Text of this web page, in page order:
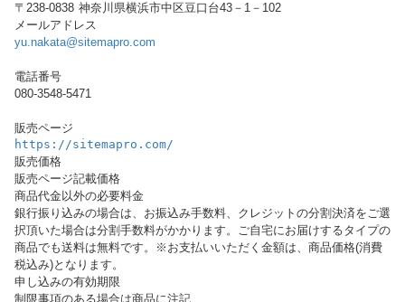
〒238-0838 神奈川県横浜市中区豆口台43－1－102
メールアドレス
yu.nakata@sitemapro.com
電話番号
080-3548-5471
販売ページ
https://sitemapro.com/
販売価格
販売ページ記載価格
商品代金以外の必要料金
銀行振り込みの場合は、お振込み手数料、クレジットの分割決済をご選
択頂いた場合は分割手数料がかかります。ご自宅にお届けするタイプの
商品でも送料は無料です。※お支払いいただく金額は、商品価格(消費
税込み)となります。
申し込みの有効期限
制限事項のある場合は商品に注記